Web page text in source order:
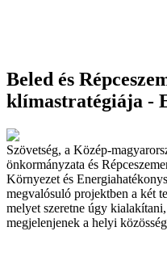
Beled és
klímastratégiája -
Szövetség, a Közép-
önkormányzata és
Környezet és
megvalósuló projektben a két
melyet szeretne úgy
megjelenjenek a helyi